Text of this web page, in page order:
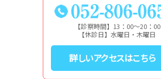
【診察時間】13：00～20：00
【休診日】水曜日・木曜日
詳しいアクセスはこちら